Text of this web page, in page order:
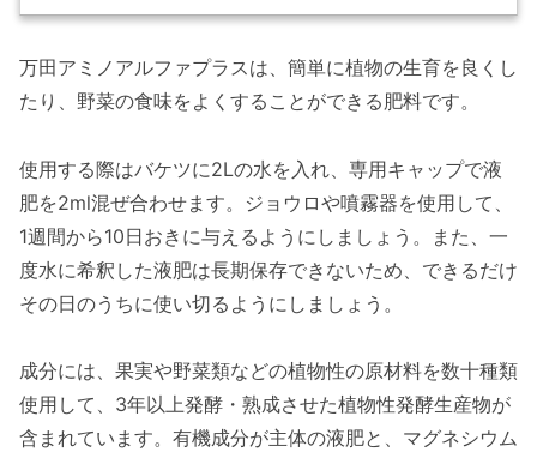
万田アミノアルファプラスは、簡単に植物の生育を良くし
たり、野菜の食味をよくすることができる肥料です。
使用する際はバケツに2Ⅼの水を入れ、専用キャップで液
肥を2ml混ぜ合わせます。ジョウロや噴霧器を使用して、
1週間から10日おきに与えるようにしましょう。また、一
度水に希釈した液肥は長期保存できないため、できるだけ
その日のうちに使い切るようにしましょう。
成分には、果実や野菜類などの植物性の原材料を数十種類
使用して、3年以上発酵・熟成させた植物性発酵生産物が
含まれています。有機成分が主体の液肥と、マグネシウム